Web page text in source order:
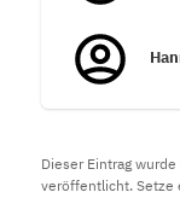
Dieser Eintrag
veröffentlicht. Setze